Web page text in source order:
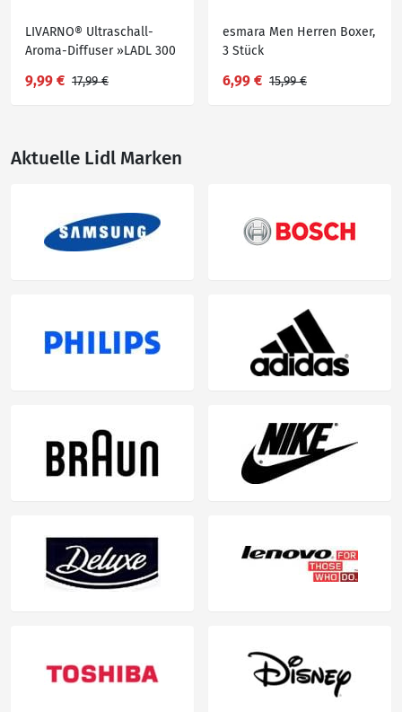
LIVARNO® Ultraschall-
Aroma-Diffuser »LADL 300
9,99 € 17,99 €
esmara Men Herren Boxer,
3 Stück
6,99 € 15,99 €
Aktuelle Lidl Marken